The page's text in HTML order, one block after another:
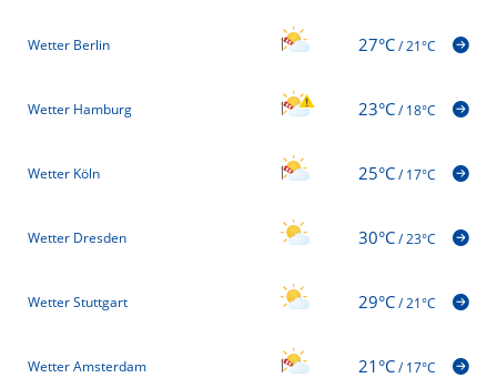
Wetter Berlin 27°C/21°C
Wetter Hamburg 23°C/18°C
Wetter Köln 25°C/17°C
Wetter Dresden 30°C/23°C
Wetter Stuttgart 29°C/21°C
Wetter Amsterdam 21°C/17°C